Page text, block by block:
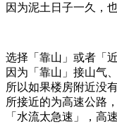
因为泥土日子一久，
选择「靠山」或者「
因为「靠山」接山气
所以如果楼房附近没
所接近的为高速公路
「水流太急速」，高